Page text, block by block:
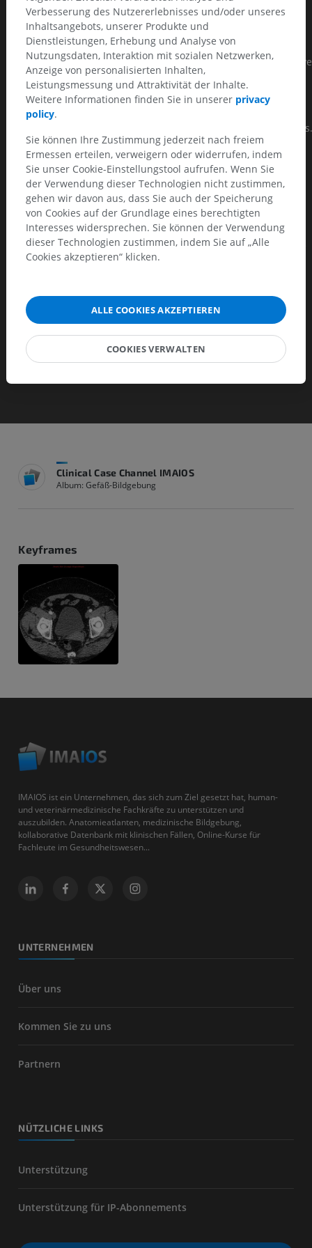
Thrombus intra-anévrysmal ayant une épaisseur de Xmm.
Pas de compression des organes de voisinage.
Bonne perméabilité des artères à destinée rénale ou
Bonne perfusion en distalité jusqu'aux axes iliaques
communs/externes.
Pas d' autres lésions sténosantes ou anévrysmales visualisées.
Pas de lésion des organes pleins intra-abdominaux sous
réserve d'un temps d'injection artériel.
Pas d' épanchement péritonéal.
CONCLUSION :
AAA sous-rénale non compliqué, dont le plus grand diamètre
est de X mm, relativement stable par rapport au scanner
Discussion
Clinical Case Channel IMAIOS
Album: Gefäß-Bildgebung
Keyframes
IMAIOS ist ein Unternehmen, das sich zum Ziel gesetzt hat, human-
und veterinärmedizinische Fachkräfte zu unterstützen und
auszubilden. Anatomieatlanten, medizinische Bildgebung,
kollaborative Datenbank mit klinischen Fällen, Online-Kurse für
Fachleute im Gesundheitswesen...
UNTERNEHMEN
Über uns
Kommen Sie zu uns
Partnern
NÜTZLICHE LINKS
Unterstützung
Unterstützung für IP-Abonnements
Verbesserung des Nutzererlebnisses und/oder unseres
Inhaltsangebots, unserer Produkte und
Dienstleistungen, Erhebung und Analyse von
Nutzungsdaten, Interaktion mit sozialen Netzwerken,
Anzeige von personalisierten Inhalten,
Leistungsmessung und Attraktivität der Inhalte.
Weitere Informationen finden Sie in unserer privacy
policy.
Sie können Ihre Zustimmung jederzeit nach freiem
Ermessen erteilen, verweigern oder widerrufen, indem
Sie unser Cookie-Einstellungstool aufrufen. Wenn Sie
der Verwendung dieser Technologien nicht zustimmen,
gehen wir davon aus, dass Sie auch der Speicherung
von Cookies auf der Grundlage eines berechtigten
Interesses widersprechen. Sie können der Verwendung
dieser Technologien zustimmen, indem Sie auf „Alle
Cookies akzeptieren“ klicken.
ALLE COOKIES AKZEPTIEREN
COOKIES VERWALTEN